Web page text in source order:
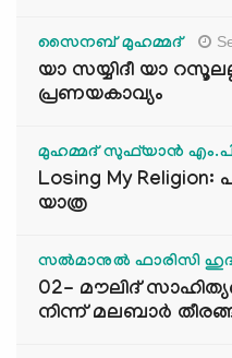
സൈനബ് മുഹമ്മദ്
യാ സയ്യിദീ യാ
പ്രണയകാവ്യം
മുഹമ്മദ് സുഫ്‌യാൻ
Losing My
യാത്ര
സൽമാനുൽ ഫാരിസി
02- മൗലിദ്
നിന്ന് മലബാർ